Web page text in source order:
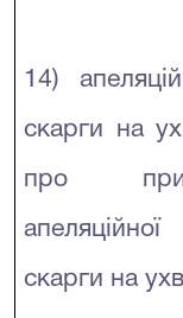
14)
скарги на
про
скарги на